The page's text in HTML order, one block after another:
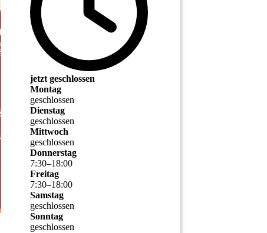
jetzt geschlossen
Montag
geschlossen
Dienstag
geschlossen
Mittwoch
geschlossen
Donnerstag
7:30–18:00
Freitag
7:30–18:00
Samstag
geschlossen
Sonntag
geschlossen